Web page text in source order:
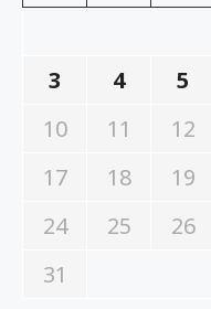
3
4 5
10
11 12
17
18 19
24
25 26
31